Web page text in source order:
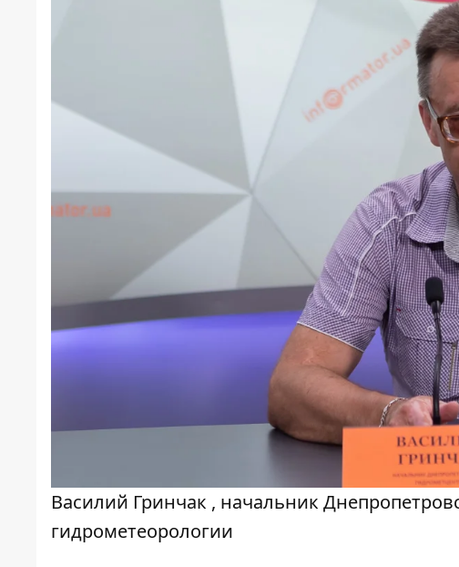
Василий Гринчак , начальник
гидрометеорологии